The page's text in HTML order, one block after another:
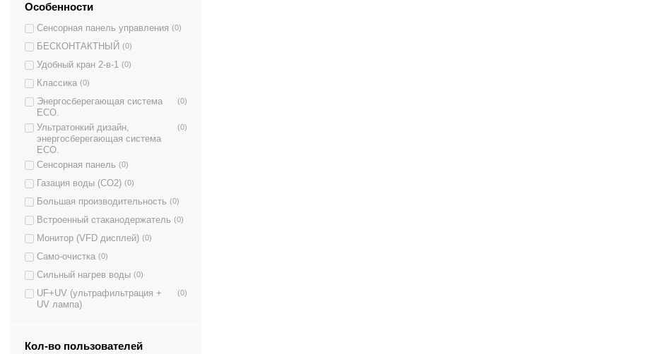
Особенности
Сенсорная панель управления (0)
БЕСКОНТАКТНЫЙ (0)
Удобный кран 2-в-1 (0)
Классика (0)
Энергосберегающая система
ECO.
(0)
Ультратонкий дизайн,
энергосберегающая система
ECO.
(0)
Сенсорная панель (0)
Газация воды (CO2) (0)
Большая производительность (0)
Встроенный стаканодержатель (0)
Монитор (VFD дисплей) (0)
Само-очистка (0)
Сильный нагрев воды (0)
UF+UV (ультрафильтрация +
UV лампа)
(0)
Кол-во пользователей